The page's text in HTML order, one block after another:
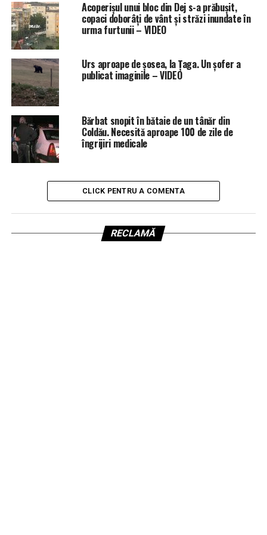
Acoperișul unui bloc din Dej s-a prăbușit,
copaci doborâți de vânt și străzi inundate în
urma furtunii – VIDEO
Urs aproape de șosea, la Țaga. Un șofer a
publicat imaginile – VIDEO
Bărbat snopit în bătaie de un tânăr din
Coldău. Necesită aproape 100 de zile de
îngrijiri medicale
CLICK PENTRU A COMENTA
RECLAMĂ